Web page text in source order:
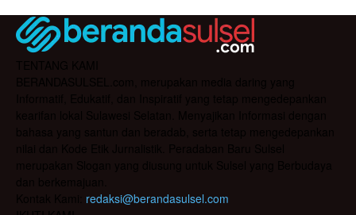
redaksi@berandasulsel.com